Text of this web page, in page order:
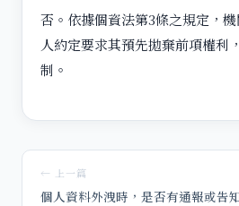
否。依據個資法第3條之規定，
人約定要求其預先拋棄前項權利
制。
← 上一篇
個人資料外洩時，是否有通報或告